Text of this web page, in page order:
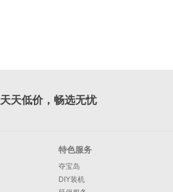
天天低价，畅选无忧
特色服务
夺宝岛
DIY装机